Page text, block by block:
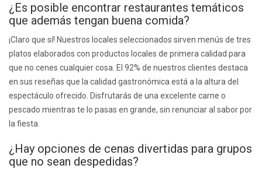
¿Es posible encontrar restaurantes temáticos
que además tengan buena comida?
¡Claro que sí! Nuestros locales seleccionados sirven menús de tres
platos elaborados con productos locales de primera calidad para
que no cenes cualquier cosa. El 92% de nuestros clientes destaca
en sus reseñas que la calidad gastronómica está a la altura del
espectáculo ofrecido. Disfrutarás de una excelente carne o
pescado mientras te lo pasas en grande, sin renunciar al sabor por
la fiesta.
¿Hay opciones de cenas divertidas para grupos
que no sean despedidas?